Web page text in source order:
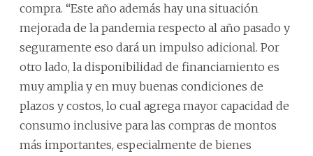
compra. “Este año además hay una situación
mejorada de la pandemia respecto al año pasado y
seguramente eso dará un impulso adicional. Por
otro lado, la disponibilidad de financiamiento es
muy amplia y en muy buenas condiciones de
plazos y costos, lo cual agrega mayor capacidad de
consumo inclusive para las compras de montos
más importantes, especialmente de bienes